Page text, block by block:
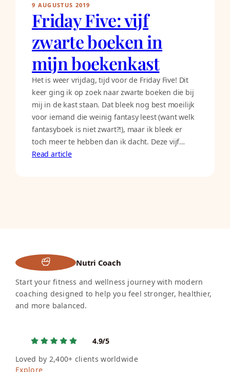
9 AUGUSTUS 2019
Friday Five: vijf
zwarte boeken in
mijn boekenkast
Het is weer vrijdag, tijd voor de Friday Five! Dit
keer ging ik op zoek naar zwarte boeken die bij
mij in de kast staan. Dat bleek nog best moeilijk
voor iemand die weinig fantasy leest (want welk
fantasyboek is niet zwart?!), maar ik bleek er
toch meer te hebben dan ik dacht. Deze vijf…
Read article
Nutri Coach
Start your fitness and wellness journey with modern
coaching designed to help you feel stronger, healthier,
and more balanced.
4.9/5
Loved by 2,400+ clients worldwide
Explore